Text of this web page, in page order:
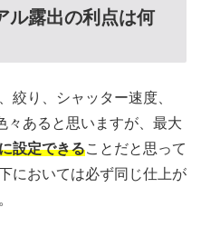
ル露出の利点は何
絞り、シャッター速度、
々あると思いますが、最大
設定できることだと思って
においては必ず同じ仕上が